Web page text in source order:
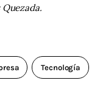
Tecnología